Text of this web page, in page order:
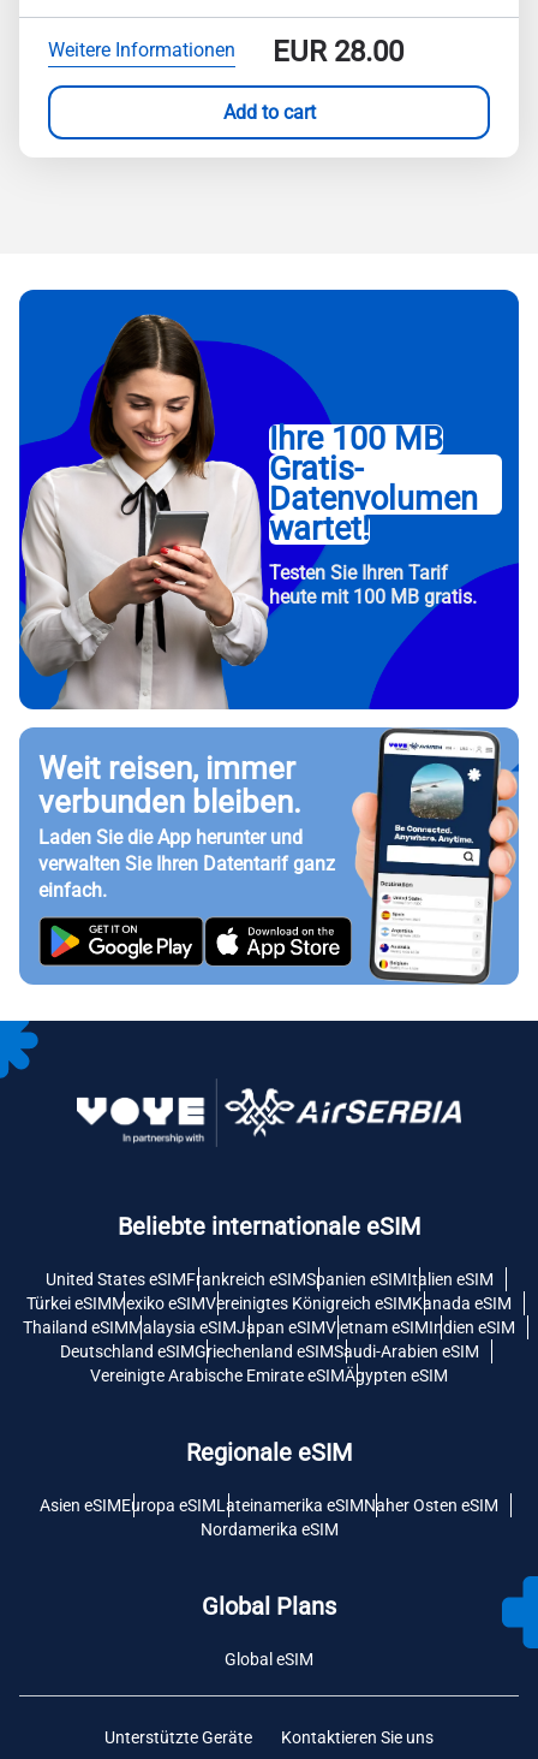
Weitere Informationen EUR28.00
Add to cart
Ihre 100 MB
Gratis-
Datenvolumen
wartet!
Testen Sie Ihren Tarif
heute mit 100 MB gratis.
Weit reisen, immer
verbunden bleiben.
Laden Sie die App herunter und
verwalten Sie Ihren Datentarif ganz
einfach.
Beliebte internationale eSIM
United States eSIMFrankreich eSIMSpanien eSIMItalien eSIM
Türkei eSIMMexiko eSIMVereinigtes Königreich eSIMKanada eSIM
Thailand eSIMMalaysia eSIMJapan eSIMVietnam eSIMIndien eSIM
Deutschland eSIMGriechenland eSIMSaudi-Arabien eSIM
Vereinigte Arabische Emirate eSIMÄgypten eSIM
Regionale eSIM
Asien eSIMEuropa eSIMLateinamerika eSIMNaher Osten eSIM
Nordamerika eSIM
Global Plans
Global eSIM
Unterstützte Geräte Kontaktieren Sie uns